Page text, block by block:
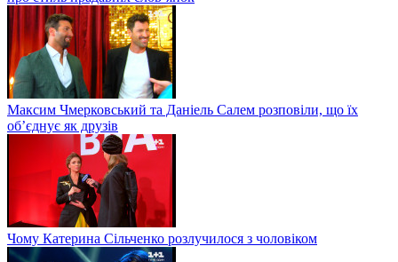
Максим Чмерковський та Даніель Салем розповіли, що їх
об’єднує як друзів
Чому Катерина Сільченко розлучилося з чоловіком